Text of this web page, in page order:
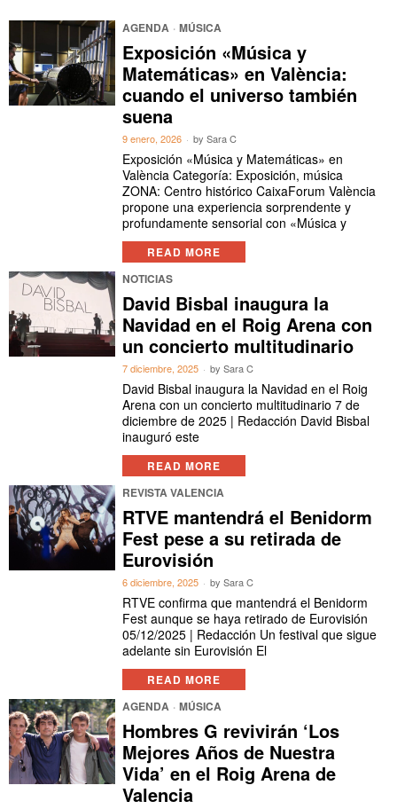
AGENDA · MÚSICA
Exposición «Música y
Matemáticas» en València:
cuando el universo también
suena
9 enero, 2026 bySara C
Exposición «Música y Matemáticas» en
València Categoría: Exposición, música
ZONA: Centro histórico CaixaForum València
propone una experiencia sorprendente y
profundamente sensorial con «Música y
READ MORE
NOTICIAS
David Bisbal inaugura la
Navidad en el Roig Arena con
un concierto multitudinario
7 diciembre, 2025 bySara C
David Bisbal inaugura la Navidad en el Roig
Arena con un concierto multitudinario 7 de
diciembre de 2025 | Redacción David Bisbal
inauguró este
READ MORE
REVISTA VALENCIA
RTVE mantendrá el Benidorm
Fest pese a su retirada de
Eurovisión
6 diciembre, 2025 bySara C
RTVE confirma que mantendrá el Benidorm
Fest aunque se haya retirado de Eurovisión
05/12/2025 | Redacción Un festival que sigue
adelante sin Eurovisión El
READ MORE
AGENDA · MÚSICA
Hombres G revivirán ‘Los
Mejores Años de Nuestra
Vida’ en el Roig Arena de
Valencia